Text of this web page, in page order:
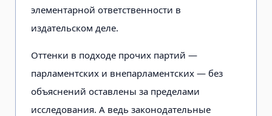
элементарной ответственности в
издательском деле.
Оттенки в подходе прочих партий —
парламентских и внепарламентских — без
объяснений оставлены за пределами
исследования. А ведь законодательные